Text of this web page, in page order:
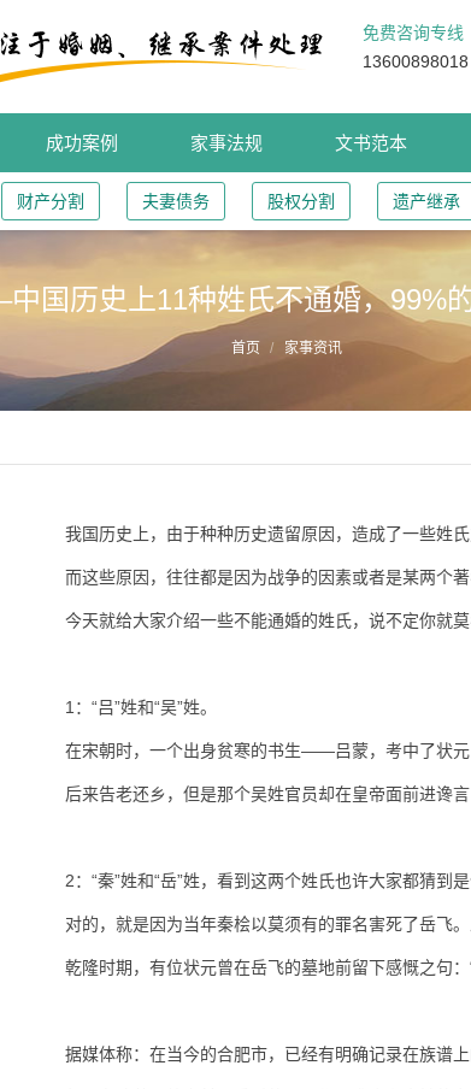
免费咨询专线
13600898018
成功案例 家事法规 文书范本
财产分割 夫妻债务 股权分割 遗产继承
国历史上11种姓氏不通婚，99%
首页 家事资讯
我国历史上，由于种种历史遗留原因，造成了一些姓
而这些原因，往往都是因为战争的因素或者是某两个
今天就给大家介绍一些不能通婚的姓氏，说不定你就莫
1：“吕”姓和“吴”姓。
在宋朝时，一个出身贫寒的书生——吕蒙，考中了状元
后来告老还乡，但是那个吴姓官员却在皇帝面前进谗
2：“秦”姓和“岳”姓，看到这两个姓氏也许大家都猜到是
对的，就是因为当年秦桧以莫须有的罪名害死了岳飞
乾隆时期，有位状元曾在岳飞的墓地前留下感慨之句
据媒体称：在当今的合肥市，已经有明确记录在族谱上